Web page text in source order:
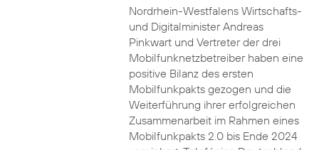
Nordrhein-Westfalens Wirtschafts-
und Digitalminister Andreas
Pinkwart und Vertreter der drei
Mobilfunknetzbetreiber haben eine
positive Bilanz des ersten
Mobilfunkpakts gezogen und die
Weiterführung ihrer erfolgreichen
Zusammenarbeit im Rahmen eines
Mobilfunkpakts 2.0 bis Ende 2024